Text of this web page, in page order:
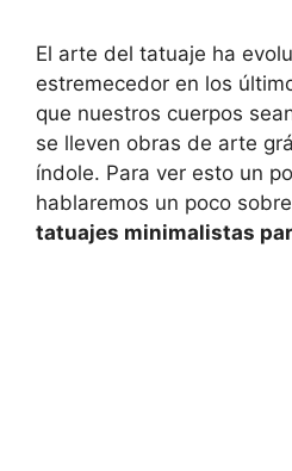
El arte del tatuaje ha
estremecedor en los
que nuestros cuerpos
se lleven obras de arte
índole. Para ver esto un
hablaremos un poco
tatuajes minimalistas